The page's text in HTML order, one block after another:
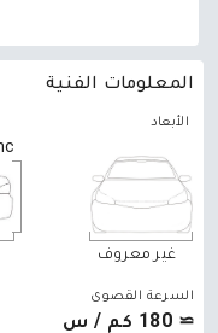
المعلومات الفنية
الأبعاد
غير معروف
السرعة القصوى
≃ 180 كم / س